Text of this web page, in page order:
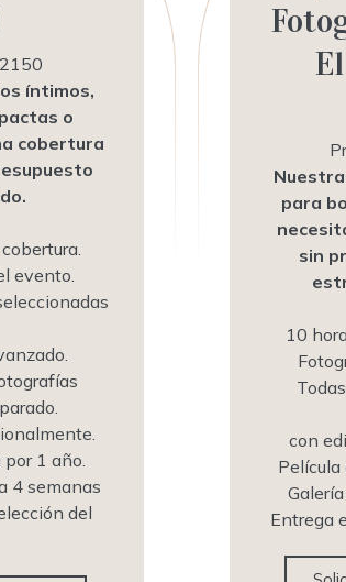
íntimos,
o
cobertura
evento.
1 año.
4 semanas
del
para
sin
10
con
Entrega